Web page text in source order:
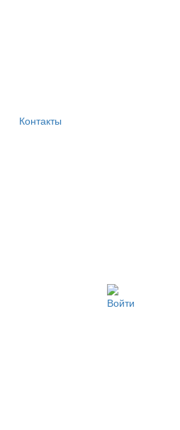
Контакты
Войти